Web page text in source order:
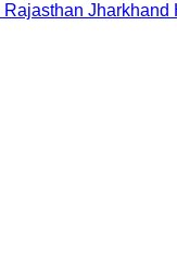
Rajasthan Jharkhand